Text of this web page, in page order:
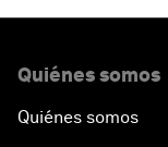
Quiénes somos
Quiénes somos